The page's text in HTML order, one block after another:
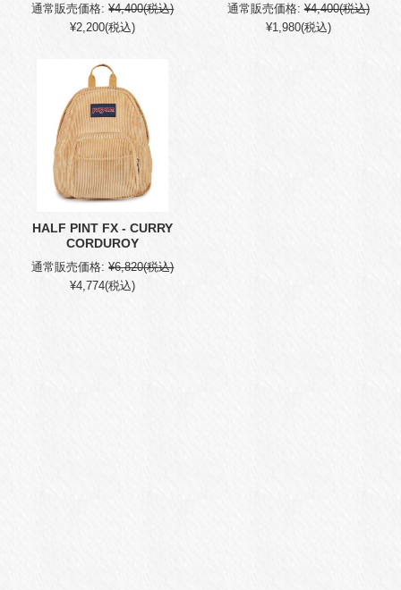
通常販売価格: ¥4,400(税込)
¥2,200(税込)
通常販売価格: ¥4,400(税込)
¥1,980(税込)
HALF PINT FX - CURRY
CORDUROY
通常販売価格: ¥6,820(税込)
¥4,774(税込)